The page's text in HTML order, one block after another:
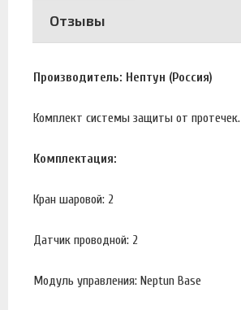
Отзывы
Производитель: Нептун (Россия)
Комплект системы защиты от протечек.
Комплектация:
Кран шаровой: 2
Датчик проводной: 2
Модуль управления: Neptun Base